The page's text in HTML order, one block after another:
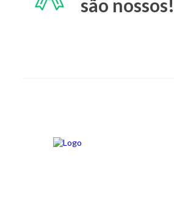
são nossos!